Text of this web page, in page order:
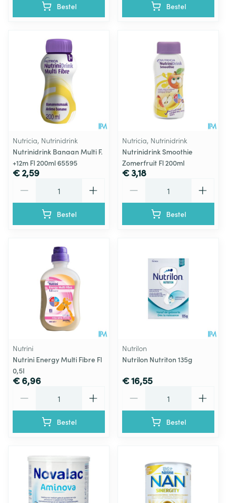
Bestel Bestel
Nutricia, Nutrinidrink
Nutrinidrink Banaan Multi F.
+12m Fl 200ml 65595
€ 2,59
Bestel
Nutricia, Nutrinidrink
Nutrinidrink Smoothie
Zomerfruit Fl 200ml
€ 3,18
Bestel
Nutrini
Nutrini Energy Multi Fibre Fl
0,5l
€ 6,96
Bestel
Nutrilon
Nutrilon Nutriton 135g
€ 16,55
Bestel